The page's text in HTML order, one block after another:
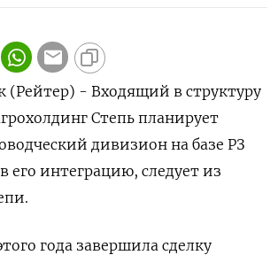
(Рейтер) - Входящий в структуру
Степь планирует
дивизион на базе РЗ
его интеграцию, следует из
года завершила сделку